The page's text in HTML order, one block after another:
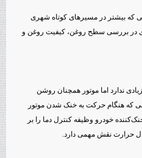
که بیشتر در مسیرهای کوتاه شهری
در بررسی سطح روغن، کیفیت روغن و
ندارد اما موتور همچنان روشن
که هنگام حرکت به خنک شدن موتور
خودرو وظیفه کنترل دما را بر
حرارت نقش مهمی دارد.